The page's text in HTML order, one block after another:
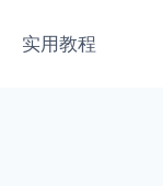
实用教程